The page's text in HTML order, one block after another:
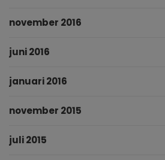
november 2016
juni 2016
januari 2016
november 2015
juli 2015